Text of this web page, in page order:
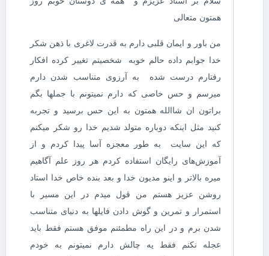
همتون متعالی
من باور و ایمان قلبی دارم به قدرت لاغری با ذهن شکر
خدا جوابم داده حالم خوبه شخصیتم تغییر کرده افکار
رفتارم درست شده به آرزوی متناسب شدن دارم
میرسم و حس خاصی که دارم نمیتونم با جملها بگم
براتون ان شاالله همتون به این حس برسید و تجربه
کنید مثل اینکه دوباره متولد شدیم خدا رو شکر میکنم
که این سایت به طور معجزه آسا پیدا کردم و از
آموزش‌های رایگان استفاده کردم هر روز علم آگاهیم
میره بالاتر و اینو مدیون خدا و بعد بنده خاص خدا استاد
روشن عزیز هستم من قول میدم در این مسیر با
استمرار و تمرین و گوش دادن فایلها به دنیای متناسب
شدن برم و در این راه مطمئنم موفق هستم فقط باید
عجله نکنم فقط یه چالش دارم نمیتونم به خودم